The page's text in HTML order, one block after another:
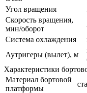
Угол вращения
Скорость вращения,
мин/оборот
Система охлаждения
Аутригеры (вылет), м
Характеристики
Материал бортовой
платформы